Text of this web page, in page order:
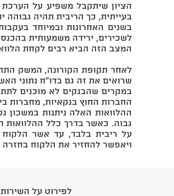
הציון שיתקבל משפיע על
בעייתית, כך הריבית תהיה גבוהה
בשנים האחרונות ובמיוחד
לשכירים, ירידה משמעותית
המצב הזה הביא רבים לקחת
לאחר תקופת הקורונה, המשק
שרואים את זה גם בדו"ח נתוני
במקרים שהבנקים לא מוכנים לתת
החברות החוץ בנקאיות, מחברות
ההלוואות האלה ניתנות במשכון
על ריבית בלבד, עד אשר הלקוח
ויאפשר להחזיר את הלקוח
לפירוט על